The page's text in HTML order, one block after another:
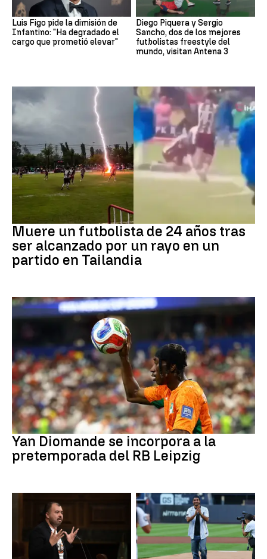
Luis Figo pide la dimisión de
Infantino: "Ha degradado el
cargo que prometió elevar"
Diego Piquera y Sergio
Sancho, dos de los mejores
futbolistas freestyle del
mundo, visitan Antena 3
Muere un futbolista de 24 años tras
ser alcanzado por un rayo en un
partido en Tailandia
Fútbol
Yan Diomande se incorpora a la
pretemporada del RB Leipzig
Mundial 2030 MLB